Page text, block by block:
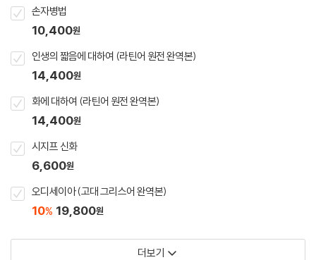
손자병법
10,400원
인생의 짧음에 대하여 (라틴어 원전 완역본)
14,400원
화에 대하여 (라틴어 원전 완역본)
14,400원
시지프 신화
6,600원
오디세이아 (고대 그리스어 완역본)
10% 19,800원
더보기